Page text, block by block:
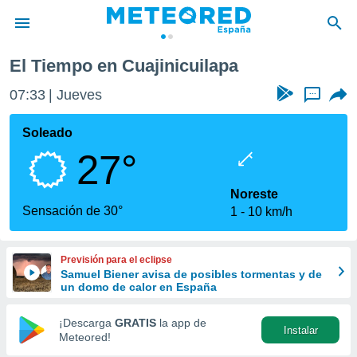
de
por
que se
calidad.
a este
las
y
forma
digital
basada
El Tiempo en Cuajinicuilapa
07:33 Jueves ...
Soleado
27°
Sensación de 30°
Noreste
1
10 km/h
Previsión para el eclipse
Samuel Biener avisa de posibles tormentas y de
un domo de calor en España
¡Descarga GRATIS la app de
Meteored!
Instalar